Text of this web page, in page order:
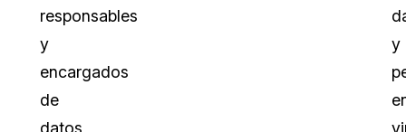
responsables
y
encargados
de
datos
y